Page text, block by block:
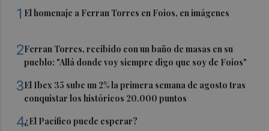
1 El homenaje a Ferran Torres en Foios, en imágenes
2Ferran Torres, recibido con un baño de masas en su
pueblo: "Allá donde voy siempre digo que soy de Foios"
3El Ibex 35 sube un 2% la primera semana de agosto tras
conquistar los históricos 20.000 puntos
4¿El Pacífico puede esperar?